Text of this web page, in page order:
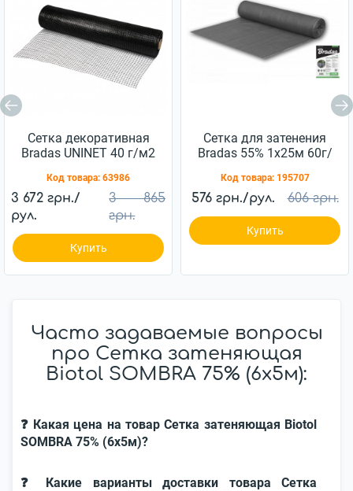
Сетка декоративная
Bradas UNINET 40 г/м2
Код товара: 63986
3 672 грн./
рул.
3 865
грн.
Купить
Сетка для затенения
Bradas 55% 1х25м 60г/
Код товара: 195707
576 грн./рул. 606 грн.
Купить
Часто задаваемые вопросы
про Сетка затеняющая
Biotol SOMBRA 75% (6x5м):
❓ Какая цена на товар Сетка затеняющая Biotol
SOMBRA 75% (6x5м)?
❓ Какие варианты доставки товара Сетка